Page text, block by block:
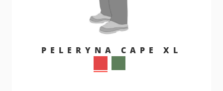
PELERYNA CAPE XL